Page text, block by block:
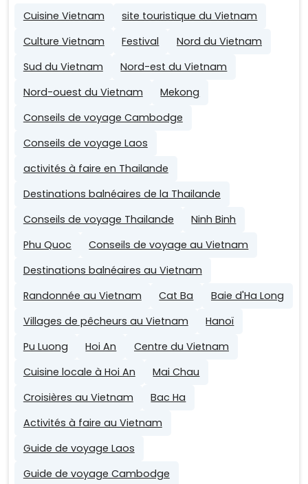
Cuisine Vietnam
site touristique du Vietnam
Culture Vietnam
Festival
Nord du Vietnam
Sud du Vietnam
Nord-est du Vietnam
Nord-ouest du Vietnam
Mekong
Conseils de voyage Cambodge
Conseils de voyage Laos
activités à faire en Thailande
Destinations balnéaires de la Thailande
Conseils de voyage Thailande
Ninh Binh
Phu Quoc
Conseils de voyage au Vietnam
Destinations balnéaires au Vietnam
Randonnée au Vietnam
Cat Ba
Baie d'Ha Long
Villages de pêcheurs au Vietnam
Hanoï
Pu Luong
Hoi An
Centre du Vietnam
Cuisine locale à Hoi An
Mai Chau
Croisières au Vietnam
Bac Ha
Activités à faire au Vietnam
Guide de voyage Laos
Guide de voyage Cambodge